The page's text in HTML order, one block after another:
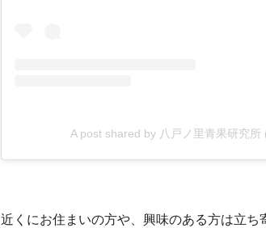
A post shared by 八戸ノ里青果研究所
近くにお住まいの方や、興味のある方は立ち